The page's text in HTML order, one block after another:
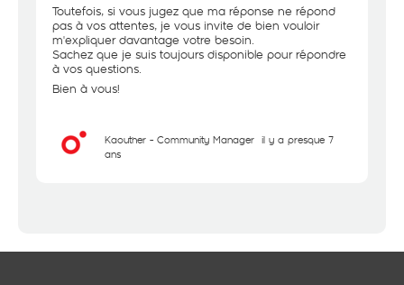
Toutefois, si vous jugez que ma réponse ne répond
pas à vos attentes, je vous invite de bien vouloir
m'expliquer davantage votre besoin.
Sachez que je suis toujours disponible pour répondre
à vos questions.
Bien à vous!
Kaouther - Community Manager il y a presque 7
ans